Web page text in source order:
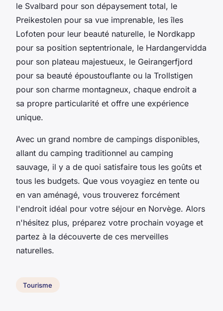
le Svalbard pour son dépaysement total, le
Preikestolen pour sa vue imprenable, les îles
Lofoten pour leur beauté naturelle, le Nordkapp
pour sa position septentrionale, le Hardangervidda
pour son plateau majestueux, le Geirangerfjord
pour sa beauté époustouflante ou la Trollstigen
pour son charme montagneux, chaque endroit a
sa propre particularité et offre une expérience
unique.
Avec un grand nombre de campings disponibles,
allant du camping traditionnel au camping
sauvage, il y a de quoi satisfaire tous les goûts et
tous les budgets. Que vous voyagiez en tente ou
en van aménagé, vous trouverez forcément
l'endroit idéal pour votre séjour en Norvège. Alors
n'hésitez plus, préparez votre prochain voyage et
partez à la découverte de ces merveilles
naturelles.
Tourisme